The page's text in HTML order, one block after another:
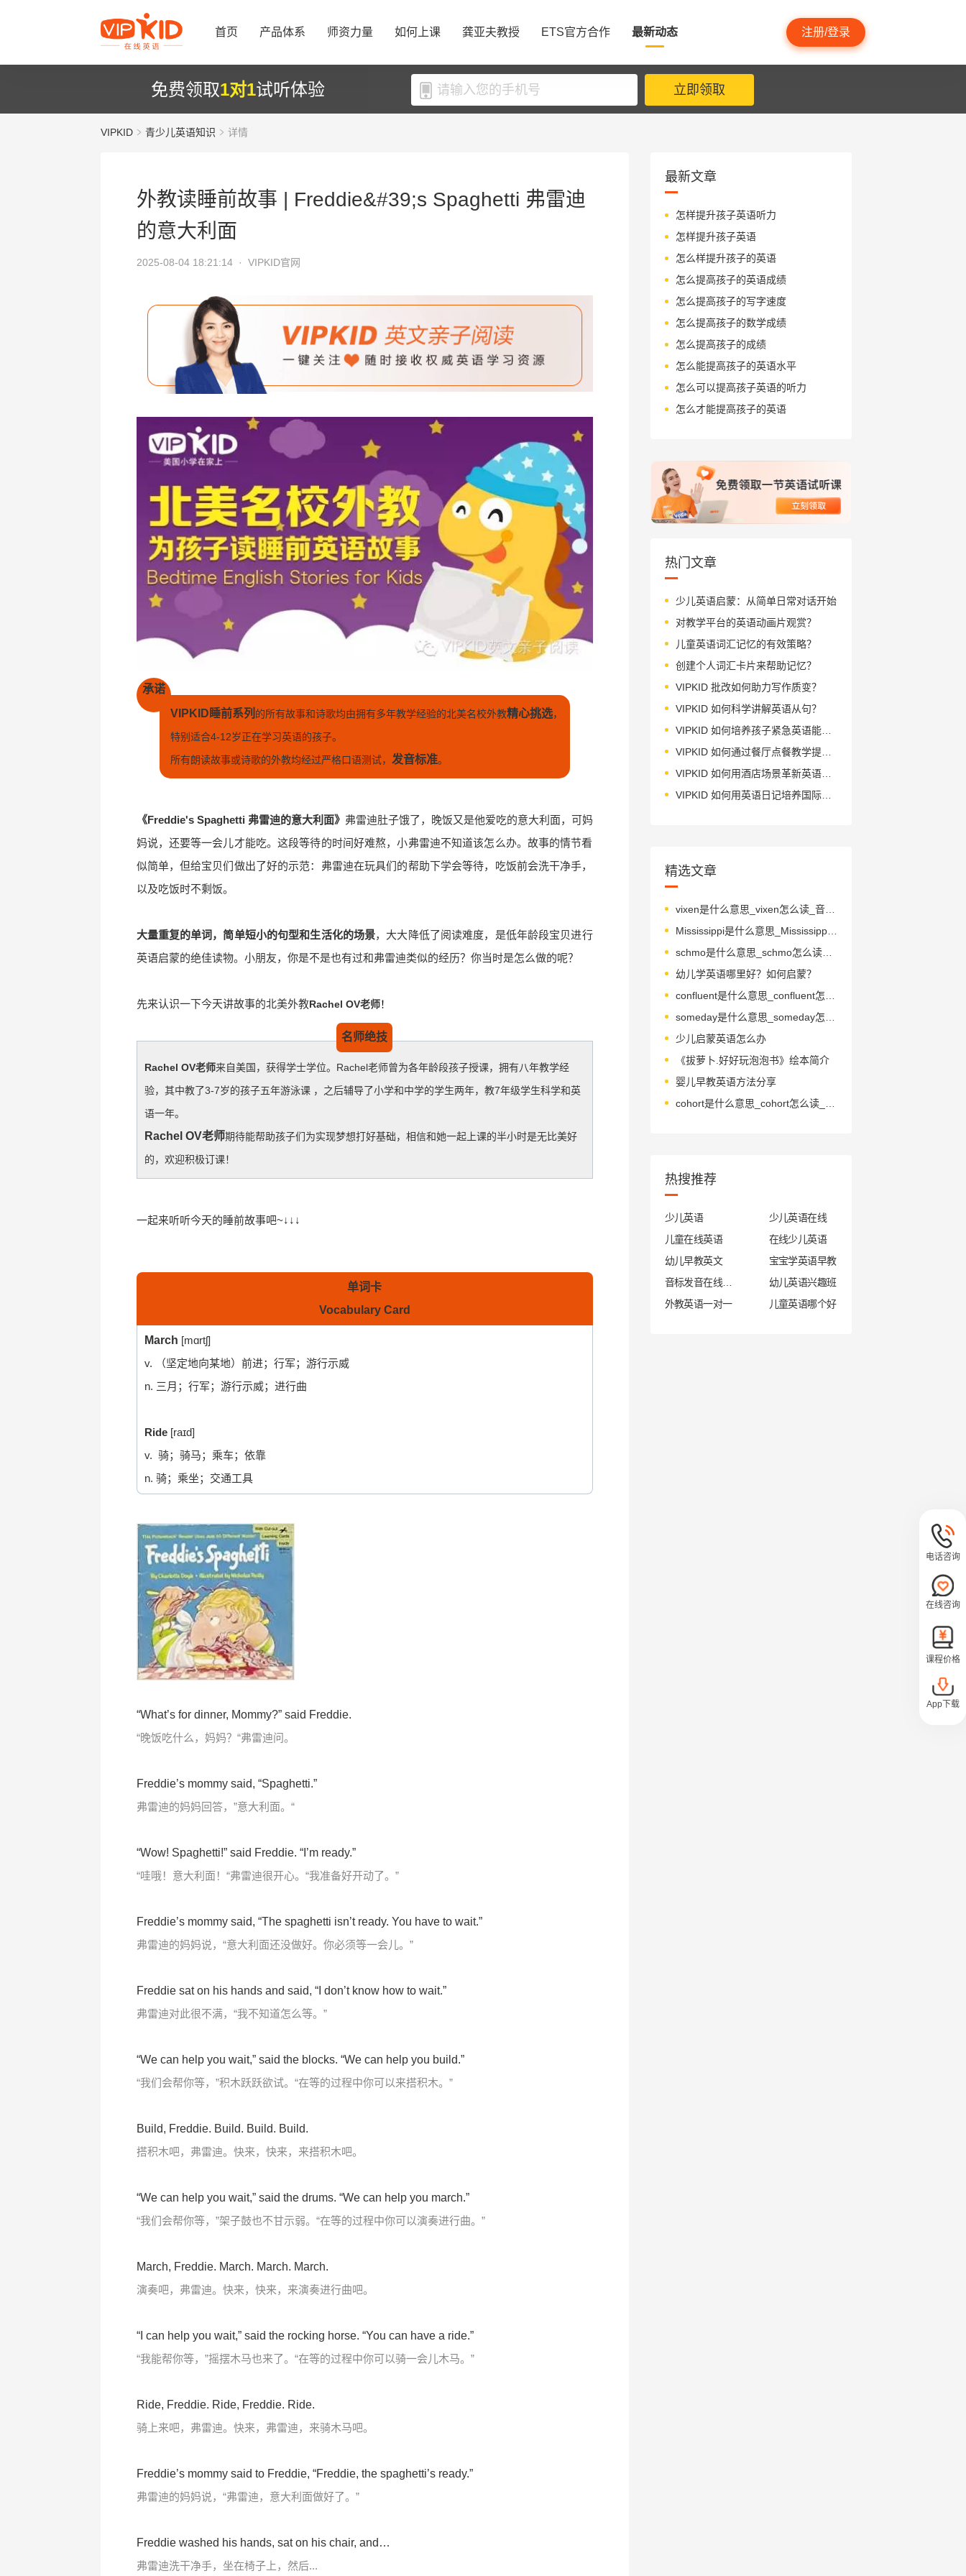
首页 产品体系 师资力量 如何上课 龚亚夫教授 ETS官方合作 最新动态 注册/登录
免费领取1对1试听体验 立即领取
VIPKID 青少儿英语知识 详情
外教读睡前故事 | Freddie&#39;s Spaghetti 弗雷迪
的意大利面
2025-08-04 18:21:14 · VIPKID官网
承诺
VIPKID睡前系列 的所有故事和诗歌均由拥有多年教学经验的北美名校外教精心挑选，
特别适合4-12岁正在学习英语的孩子。
所有朗读故事或诗歌的外教均经过严格口语测试， 发音标准。
《Freddie's Spaghetti 弗雷迪的意大利面》 弗雷迪肚子饿了，晚饭又是他爱吃的意大利面，可妈
妈说，还要等一会儿才能吃。这段等待的时间好难熬，小弗雷迪不知道该怎么办。故事的情节看
似简单，但给宝贝们做出了好的示范：弗雷迪在玩具们的帮助下学会等待，吃饭前会洗干净手，
以及吃饭时不剩饭。
大量重复的单词，简单短小的句型和生活化的场景，大大降低了阅读难度，是低年龄段宝贝进行
英语启蒙的绝佳读物。小朋友，你是不是也有过和弗雷迪类似的经历？你当时是怎么做的呢？
先来认识一下今天讲故事的北美外教Rachel OV老师！
名师绝技
Rachel OV老师来自美国，获得学士学位。Rachel老师曾为各年龄段孩子授课，拥有八年教学经
验，其中教了3-7岁的孩子五年游泳课 ，之后辅导了小学和中学的学生两年，教7年级学生科学和英
语一年。
Rachel OV老师期待能帮助孩子们为实现梦想打好基础，相信和她一起上课的半小时是无比美好
的，欢迎积极订课！
一起来听听今天的睡前故事吧~↓↓↓
单词卡
Vocabulary Card
March [mɑrtʃ]
v. （坚定地向某地）前进；行军；游行示威
n. 三月；行军；游行示威；进行曲
Ride[raɪd]
v. 骑；骑马；乘车；依靠
n. 骑；乘坐；交通工具
“What’s for dinner, Mommy?” said Freddie.
“晚饭吃什么，妈妈？“弗雷迪问。
Freddie’s mommy said, “Spaghetti.”
弗雷迪的妈妈回答，”意大利面。“
“Wow! Spaghetti!” said Freddie. “I’m ready.”
“哇哦！意大利面！“弗雷迪很开心。“我准备好开动了。”
Freddie’s mommy said, “The spaghetti isn’t ready. You have to wait.”
弗雷迪的妈妈说，“意大利面还没做好。你必须等一会儿。”
Freddie sat on his hands and said, “I don’t know how to wait.”
弗雷迪对此很不满，“我不知道怎么等。”
“We can help you wait,” said the blocks. “We can help you build.”
“我们会帮你等，”积木跃跃欲试。“在等的过程中你可以来搭积木。”
Build, Freddie. Build. Build. Build.
搭积木吧，弗雷迪。快来，快来，来搭积木吧。
“We can help you wait,” said the drums. “We can help you march.”
“我们会帮你等，”架子鼓也不甘示弱。“在等的过程中你可以演奏进行曲。”
March, Freddie. March. March. March.
演奏吧，弗雷迪。快来，快来，来演奏进行曲吧。
“I can help you wait,” said the rocking horse. “You can have a ride.”
“我能帮你等，”摇摆木马也来了。“在等的过程中你可以骑一会儿木马。”
Ride, Freddie. Ride, Freddie. Ride.
骑上来吧，弗雷迪。快来，弗雷迪，来骑木马吧。
Freddie’s mommy said to Freddie, “Freddie, the spaghetti’s ready.”
弗雷迪的妈妈说，“弗雷迪，意大利面做好了。”
Freddie washed his hands, sat on his chair, and…
弗雷迪洗干净手，坐在椅子上，然后...
最新文章
怎样提升孩子英语听力
怎样提升孩子英语
怎么样提升孩子的英语
怎么提高孩子的英语成绩
怎么提高孩子的写字速度
怎么提高孩子的数学成绩
怎么提高孩子的成绩
怎么能提高孩子的英语水平
怎么可以提高孩子英语的听力
怎么才能提高孩子的英语
热门文章
少儿英语启蒙：从简单日常对话开始
对教学平台的英语动画片观赏？
儿童英语词汇记忆的有效策略？
创建个人词汇卡片来帮助记忆？
VIPKID 批改如何助力写作质变？
VIPKID 如何科学讲解英语从句？
VIPKID 如何培养孩子紧急英语能力？
VIPKID 如何通过餐厅点餐教学提升少儿英语应用能力？
VIPKID 如何用酒店场景革新英语教学？
VIPKID 如何用英语日记培养国际化人才？
精选文章
vixen是什么意思_vixen怎么读_音标ˈvɪksn
Mississippi是什么意思_Mississippi怎么读_音标ˌmɪsɪ'sɪpɪ
schmo是什么意思_schmo怎么读_音标ʃməʊ
幼儿学英语哪里好？如何启蒙？
少儿启蒙英语怎么办
《拔萝卜.好好玩泡泡书》绘本简介
婴儿早教英语方法分享
热搜推荐
少儿英语
少儿英语在线
儿童在线英语
在线少儿英语
幼儿早教英文
宝宝学英语早教
幼儿英语兴趣班
外教英语一对一
儿童英语哪个好
电话咨询
在线咨询
课程价格
App下载